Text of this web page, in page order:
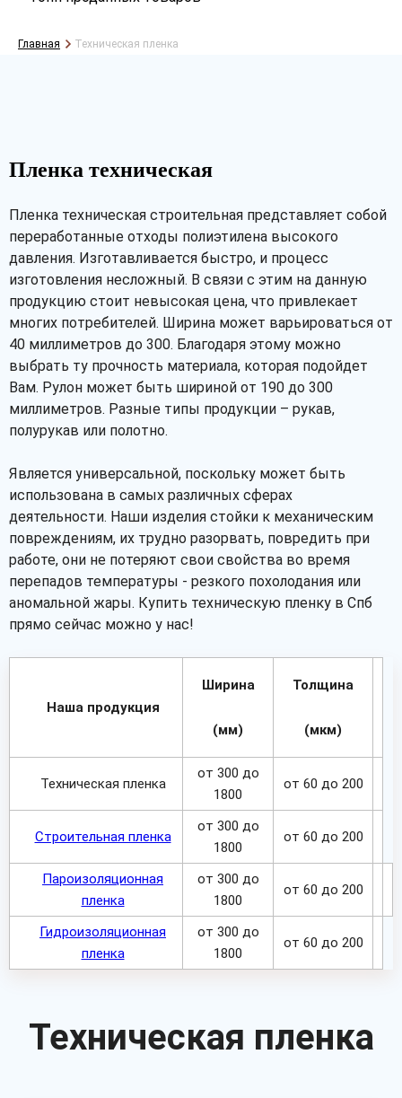
Главная Техническая пленка
Пленка техническая
Пленка техническая строительная представляет собой
переработанные отходы полиэтилена высокого
давления. Изготавливается быстро, и процесс
изготовления несложный. В связи с этим на данную
продукцию стоит невысокая цена, что привлекает
многих потребителей. Ширина может варьироваться от
40 миллиметров до 300. Благодаря этому можно
выбрать ту прочность материала, которая подойдет
Вам. Рулон может быть шириной от 190 до 300
миллиметров. Разные типы продукции – рукав,
полурукав или полотно.
Является универсальной, поскольку может быть
использована в самых различных сферах
деятельности. Наши изделия стойки к механическим
повреждениям, их трудно разорвать, повредить при
работе, они не потеряют свои свойства во время
перепадов температуры - резкого похолодания или
аномальной жары. Купить техническую пленку в Спб
прямо сейчас можно у нас!
Наша продукция
Ширина
(мм)
Толщина
(мкм)
Техническая пленка
от 300 до
1800
от 60 до 200
Строительная пленка
от 300 до
1800
от 60 до 200
Пароизоляционная
пленка
от 300 до
1800
от 60 до 200
Гидроизоляционная
пленка
от 300 до
1800
от 60 до 200
Техническая пленка